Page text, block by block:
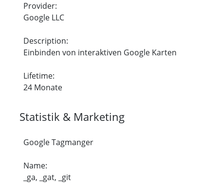
Provider:
Google LLC
Description:
Einbinden von interaktiven Google Karten
Lifetime:
24 Monate
Statistik & Marketing
Google Tagmanger
Name:
_ga, _gat, _git